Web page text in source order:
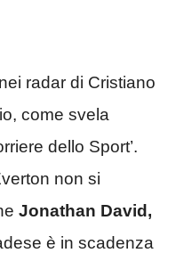
radar di Cristiano
come svela
dello Sport’.
non si
Jonathan David,
è in scadenza